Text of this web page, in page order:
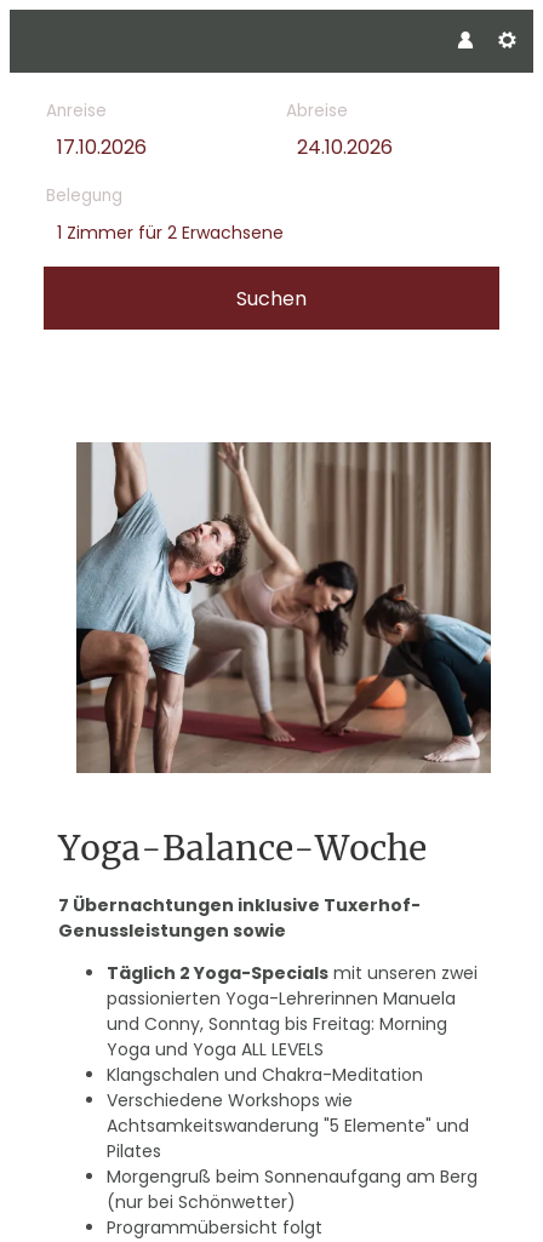
Anreise Abreise
Belegung
1 Zimmer für 2 Erwachsene
Suchen
Yoga-Balance-Woche
7 Übernachtungen inklusive Tuxerhof-
Genussleistungen sowie
Täglich 2 Yoga-Specials mit unseren zwei
passionierten Yoga-Lehrerinnen Manuela
und Conny, Sonntag bis Freitag: Morning
Yoga und Yoga ALL LEVELS
Klangschalen und Chakra-Meditation
Verschiedene Workshops wie
Achtsamkeitswanderung "5 Elemente" und
Pilates
Morgengruß beim Sonnenaufgang am Berg
(nur bei Schönwetter)
Programmübersicht folgt